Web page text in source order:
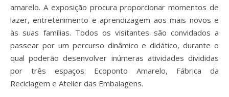
amarelo. A exposição procura proporcionar momentos de
lazer, entretenimento e aprendizagem aosmais novos e
às suas famílias. Todos os visitantes são convidados a
passear por um percurso dinâmico e didático, durante o
qual poderão desenvolver inúmeras atividades divididas
por três espaços: Ecoponto Amarelo, Fábrica da
Reciclagem e Atelier das Embalagens.